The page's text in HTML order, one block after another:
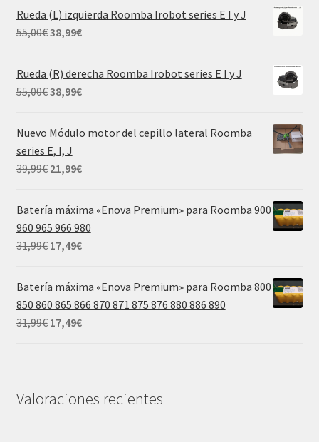
original
era:
actual
es:
Rueda (L) izquierda Roomba Irobot series E I y J
55,00€El
original
era:
38,99€El
actual
es:
Rueda (R) derecha Roomba Irobot series E I y J
55,00€El
original
era:
55,00€.
38,99€El
actual
38,99€.
Nuevo Módulo motor del cepillo lateral Roomba
series E, I, J
39,99€ El
original
era:
39,99€.
21,99€El
actual
es:
21,99€.
Batería máxima «Enova Premium» para Roomba 900
960 965 966 980
31,99€ El
original
era:
31,99€.
17,49€El
actual
es:
17,49€.
Batería máxima «Enova Premium» para Roomba 800
850 860 865 866 870 871 875 876 880 886 890
31,99€ El
31,99€.
17,49€El
17,49€.
Valoraciones recientes